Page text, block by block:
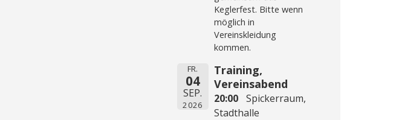
Keglerfest. Bitte wenn
möglich in
Vereinskleidung
kommen.
FR.
04
SEP.
2026
Training,
Vereinsabend
20:00 Spickerraum,
Stadthalle